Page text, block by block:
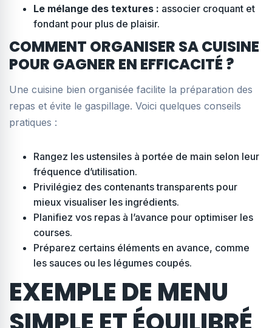
Le mélange des textures : associer croquant et
fondant pour plus de plaisir.
COMMENT ORGANISER SA CUISINE
POUR GAGNER EN EFFICACITÉ ?
Une cuisine bien organisée facilite la préparation des
repas et évite le gaspillage. Voici quelques conseils
pratiques :
Rangez les ustensiles à portée de main selon leur
fréquence d’utilisation.
Privilégiez des contenants transparents pour
mieux visualiser les ingrédients.
Planifiez vos repas à l’avance pour optimiser les
courses.
Préparez certains éléments en avance, comme
les sauces ou les légumes coupés.
EXEMPLE DE MENU